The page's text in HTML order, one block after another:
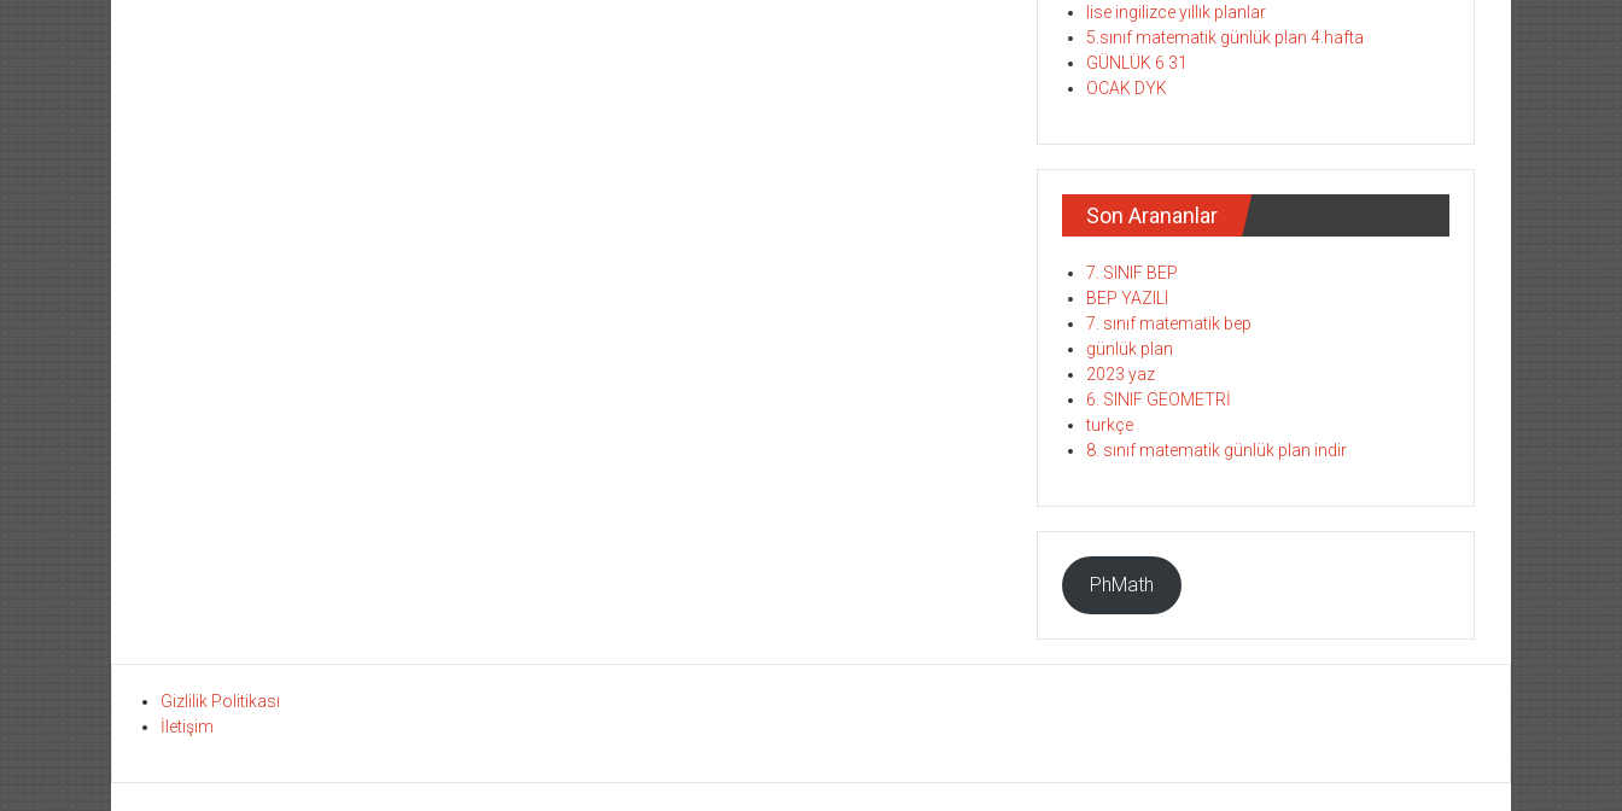
lise ingilizce yıllık planlar
5.sınıf matematik günlük plan 4.hafta
GÜNLÜK 6 31
OCAK DYK
Son Arananlar
7. SINIF BEP
BEP YAZILI
7. sınıf matematik bep
günlük plan
2023 yaz
6. SINIF GEOMETRİ
turkçe
8. sınıf matematik günlük plan indir
PhMath
Gizlilik Politikası
İletişim